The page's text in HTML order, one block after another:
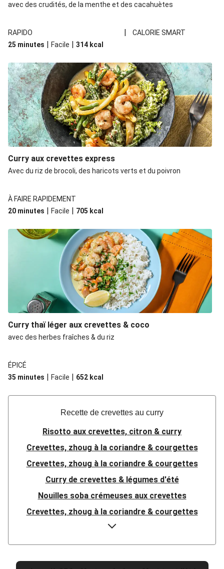
avec des crudités, de la menthe et des cacahuètes
RAPIDO |
CALORIE SMART
25 minutes | Facile | 314 kcal
Curry aux crevettes express
Avec du riz de brocoli, des haricots verts et du poivron
À FAIRE RAPIDEMENT
20 minutes | Facile | 705 kcal
Curry thaï léger aux crevettes & coco
avec des herbes fraîches & du riz
ÉPICÉ
35 minutes | Facile | 652 kcal
Recette de crevettes au curry
Risotto aux crevettes, citron & curry
Crevettes, zhoug à la coriandre & courgettes
Crevettes, zhoug à la coriandre & courgettes
Curry de crevettes & légumes d'été
Nouilles soba crémeuses aux crevettes
Crevettes, zhoug à la coriandre & courgettes
Crevettes, zhoug à la coriandre & courgettes
Laksa malaisienne : soupe crevettes & coco
Laksa malaisienne : soupe crevettes & coco